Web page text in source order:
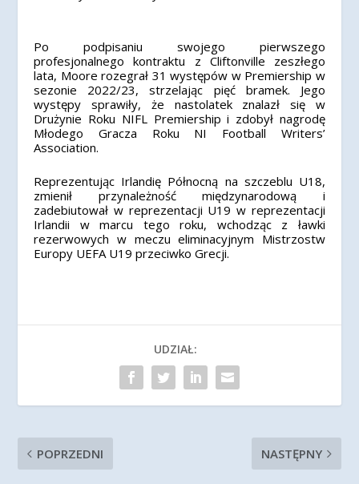
Po podpisaniu swojego pierwszego
profesjonalnego kontraktu z Cliftonville zeszłego
lata, Moore rozegrał 31 występów w Premiership w
sezonie 2022/23, strzelając pięć bramek. Jego
występy sprawiły, że nastolatek znalazł się w
Drużynie Roku NIFL Premiership i zdobył nagrodę
Młodego Gracza Roku NI Football Writers’
Association.
Reprezentując Irlandię Północną na szczeblu U18,
zmienił przynależność międzynarodową i
zadebiutował w reprezentacji U19 w reprezentacji
Irlandii w marcu tego roku, wchodząc z ławki
rezerwowych w meczu eliminacyjnym Mistrzostw
Europy UEFA U19 przeciwko Grecji.
UDZIAŁ:
POPRZEDNI NASTĘPNY